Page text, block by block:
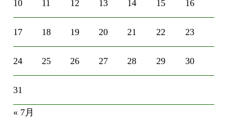
10 11 12 13 14 15 16
17 18 19 20 21 22 23
24 25 26 27 28 29 30
31
« 7月